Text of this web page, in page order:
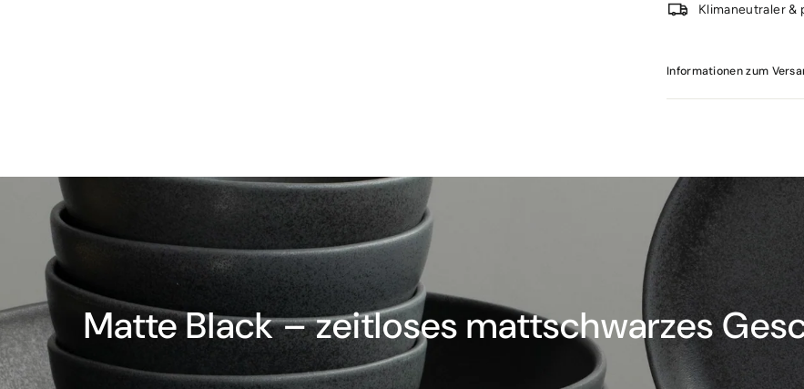
Klimaneutraler &
Informationen zum
Matte Black – zeitloses mattschwarzes